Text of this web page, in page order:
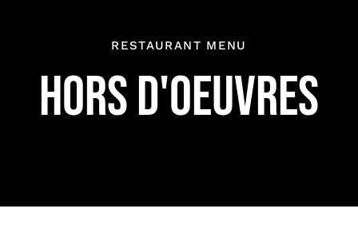
RESTAURANT MENU
HORS D'OEUVRES